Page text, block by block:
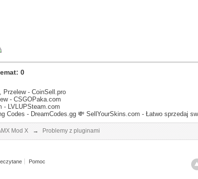
0
- CoinSell.pro
- CSGOPaka.com
- LVLUPSteam.com
Codes - DreamCodes.gg 💸 SellYourSkins.com - Łatwo sprzedaj
Mod X → Problemy z pluginami
Pomoc